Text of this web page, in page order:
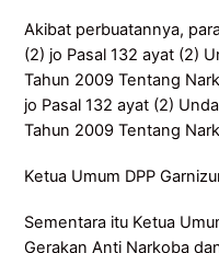
Akibat perbuatannya,
(2) jo Pasal 132 ayat (2)
Tahun 2009 Tentang
jo Pasal 132 ayat (2)
Tahun 2009 Tentang
Ketua Umum DPP
Sementara itu Ketua
Gerakan Anti Narkoba